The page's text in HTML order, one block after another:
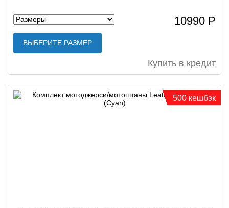
10990 Р
ВЫБЕРИТЕ РАЗМЕР
Купить в кредит
500 кешбэк